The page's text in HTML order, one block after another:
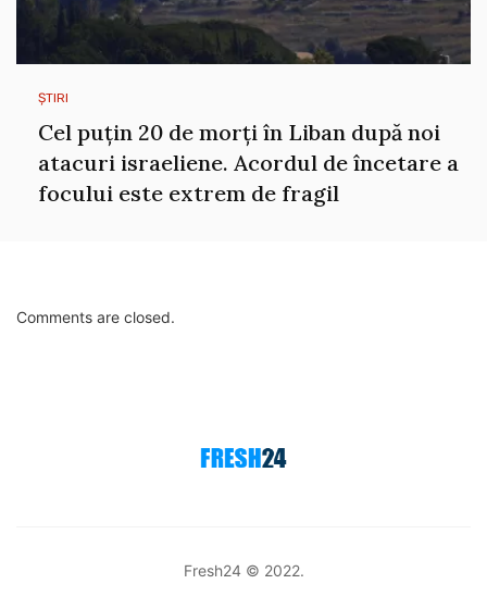
ȘTIRI
Cel puțin 20 de morți în Liban după noi
atacuri israeliene. Acordul de încetare a
focului este extrem de fragil
Comments are closed.
Fresh24 © 2022.